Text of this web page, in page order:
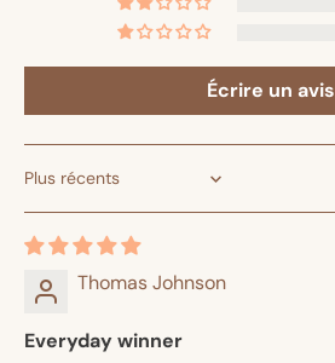
Écrire un avis
Sort by
Thomas Johnson
Everyday winner